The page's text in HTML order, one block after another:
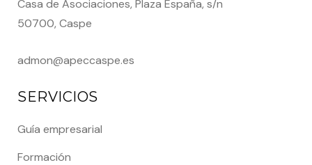
Casa de Asociaciones, Plaza España, s/n
50700, Caspe
admon@apeccaspe.es
SERVICIOS
Guía empresarial
Formación